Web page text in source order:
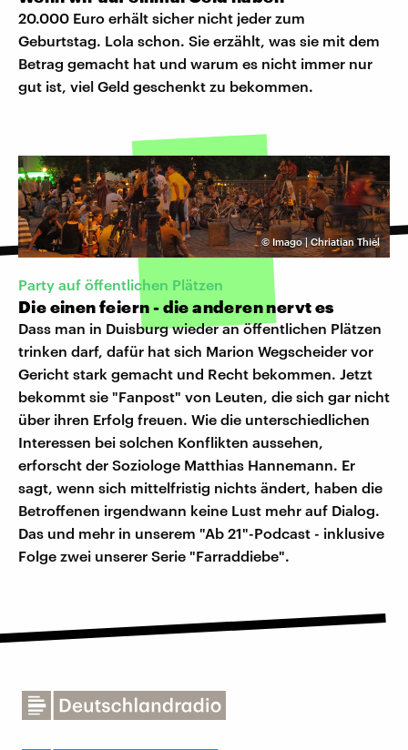
20.000 Euro erhält sicher nicht jeder zum
Geburtstag. Lola schon. Sie erzählt, was sie mit dem
Betrag gemacht hat und warum es nicht immer nur
gut ist, viel Geld geschenkt zu bekommen.
© Imago | Chriatian Thiel
Party auf öffentlichen Plätzen
Die einen feiern - die anderen nervt es
Dass man in Duisburg wieder an öffentlichen Plätzen
trinken darf, dafür hat sich Marion Wegscheider vor
Gericht stark gemacht und Recht bekommen. Jetzt
bekommt sie "Fanpost" von Leuten, die sich gar nicht
über ihren Erfolg freuen. Wie die unterschiedlichen
Interessen bei solchen Konflikten aussehen,
erforscht der Soziologe Matthias Hannemann. Er
sagt, wenn sich mittelfristig nichts ändert, haben die
Betroffenen irgendwann keine Lust mehr auf Dialog.
Das und mehr in unserem "Ab 21"-Podcast - inklusive
Folge zwei unserer Serie "Farraddiebe".